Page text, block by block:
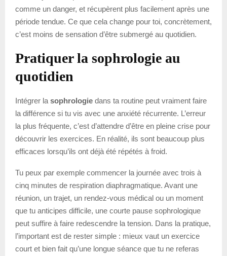
comme un danger, et récupèrent plus facilement après une
période tendue. Ce que cela change pour toi, concrètement,
c’est moins de sensation d’être submergé au quotidien.
Pratiquer la sophrologie au
quotidien
Intégrer la sophrologie dans ta routine peut vraiment faire
la différence si tu vis avec une anxiété récurrente. L’erreur
la plus fréquente, c’est d’attendre d’être en pleine crise pour
découvrir les exercices. En réalité, ils sont beaucoup plus
efficaces lorsqu’ils ont déjà été répétés à froid.
Tu peux par exemple commencer la journée avec trois à
cinq minutes de respiration diaphragmatique. Avant une
réunion, un trajet, un rendez-vous médical ou un moment
que tu anticipes difficile, une courte pause sophrologique
peut suffire à faire redescendre la tension. Dans la pratique,
l’important est de rester simple : mieux vaut un exercice
court et bien fait qu’une longue séance que tu ne referas